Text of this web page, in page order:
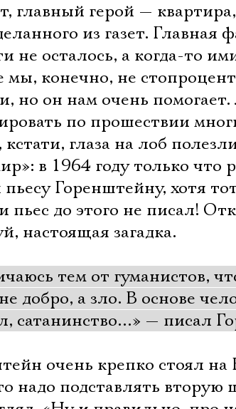
главный герой —
из газет. Главная
не осталось, а когда-то
конечно, не
но он нам очень
по прошествии
глаза на лоб
в 1964 году только что
пьесу Горенштейну, хотя
пьес до этого не писал!
настоящая загадка.
тем от гуманистов,
добро, а зло. В основе
сатанинство…» — писал
очень крепко стоял
надо подставлять